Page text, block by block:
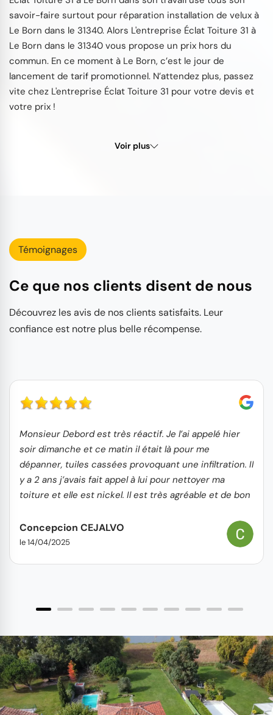
savoir-faire surtout pour réparation installation de velux à
Le Born dans le 31340. Alors L'entreprise Éclat Toiture 31 à
Le Born dans le 31340 vous propose un prix hors du
commun. En ce moment à Le Born, c’est le jour de
lancement de tarif promotionnel. N’attendez plus, passez
vite chez L'entreprise Éclat Toiture 31 pour votre devis et
votre prix !
Voir plus
Témoignages
Ce que nos clients disent de nous
Découvrez les avis de nos clients satisfaits. Leur
confiance est notre plus belle récompense.
Monsieur Debord est très réactif. Je l’ai appelé hier
soir dimanche et ce matin il était là pour me
dépanner, tuiles cassées provoquant une infiltration. Il
y a 2 ans j’avais fait appel à lui pour nettoyer ma
toiture et elle est nickel. Il est très agréable et de bon
Concepcion CEJALVO
le 14/04/2025